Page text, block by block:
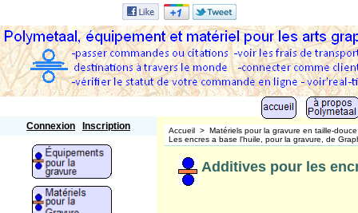
Connexion Inscription Accueil > Matériels pour la gravure en taille-douce
Les encres a base l'huile, pour la gravure, de
Additives pour les